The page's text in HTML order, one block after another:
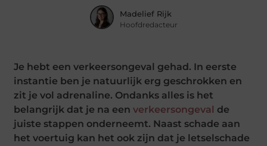
Madelief Rijk
Hoofdredacteur
Je hebt een verkeersongeval gehad. In eerste
instantie ben je natuurlijk erg geschrokken en
zit je vol adrenaline. Ondanks alles is het
belangrijk dat je na eenverkeersongeval
de
juiste stappen onderneemt. Naast schade aan
het voertuig kan het ook zijn dat je letselschade